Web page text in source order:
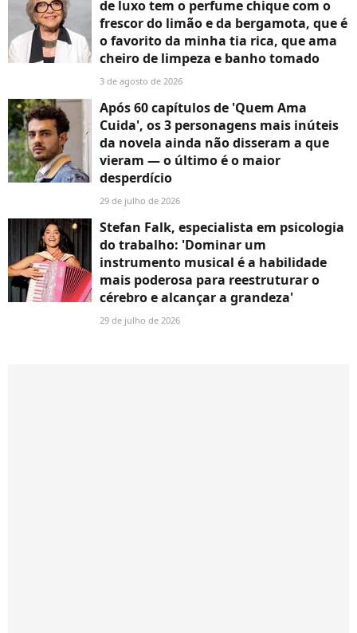
de luxo tem o perfume chique com o
frescor do limão e da bergamota, que é
o favorito da minha tia rica, que ama
cheiro de limpeza e banho tomado
3 de agosto de 2026
Após 60 capítulos de 'Quem Ama
Cuida', os 3 personagens mais inúteis
da novela ainda não disseram a que
vieram — o último é o maior
desperdício
29 de julho de 2026
Stefan Falk, especialista em psicologia
do trabalho: 'Dominar um
instrumento musical é a habilidade
mais poderosa para reestruturar o
cérebro e alcançar a grandeza'
29 de julho de 2026